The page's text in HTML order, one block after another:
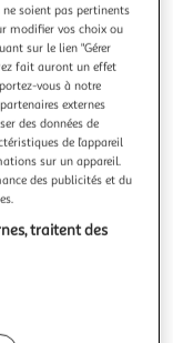
crème dessert
du lait bio
révèle toute
doré. Sa texture
en font un
produit ?
soient pas pertinents
modifier vos choix ou
sur le lien "Gérer
fait auront un effet
vous à notre
externes
des données de
de l’appareil
sur un appareil.
des publicités et du
traitent des